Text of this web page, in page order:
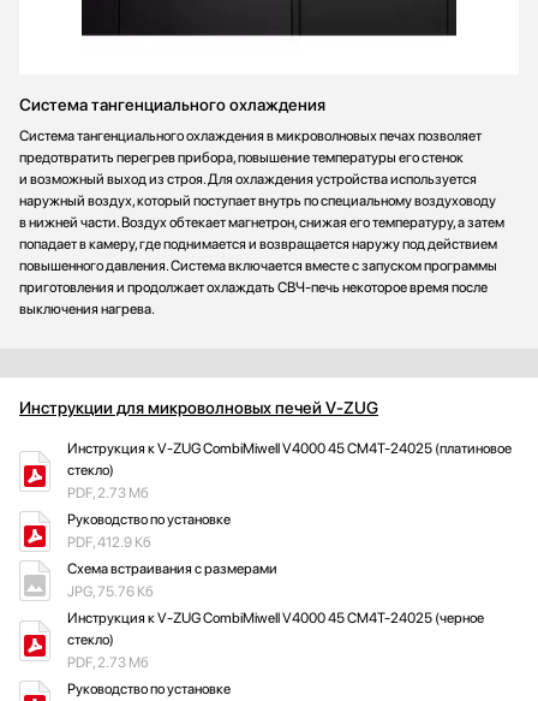
Система тангенциального охлаждения
Система тангенциального охлаждения в микроволновых печах позволяет
предотвратить перегрев прибора, повышение температуры его стенок
и возможный выход из строя. Для охлаждения устройства используется
наружный воздух, который поступает внутрь по специальному воздуховоду
в нижней части. Воздух обтекает магнетрон, снижая его температуру, а затем
попадает в камеру, где поднимается и возвращается наружу под действием
повышенного давления. Система включается вместе с запуском программы
приготовления и продолжает охлаждать СВЧ-печь некоторое время после
выключения нагрева.
Инструкции для микроволновых печей V-ZUG
Инструкция к V-ZUG CombiMiwell V4000 45 CM4T-24025 (платиновое
стекло)
PDF, 2.73 Мб
Руководство по установке
PDF, 412.9 Кб
Схема встраивания с размерами
JPG, 75.76 Кб
Инструкция к V-ZUG CombiMiwell V4000 45 CM4T-24025 (черное
стекло)
PDF, 2.73 Мб
Руководство по установке